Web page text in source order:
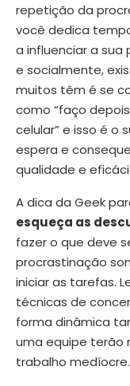
repetição da
você dedica
a influenciar a
e socialmente,
muitos têm é se
como “faço
celular” e isso é o
espera e
qualidade e
A dica da Geek
esqueça as
fazer o que deve
procrastinação
iniciar as tarefas.
técnicas de
forma dinâmica
uma equipe terão
trabalho medíocre.